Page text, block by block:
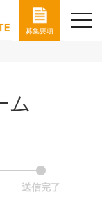
募集要項
ム
送信完了